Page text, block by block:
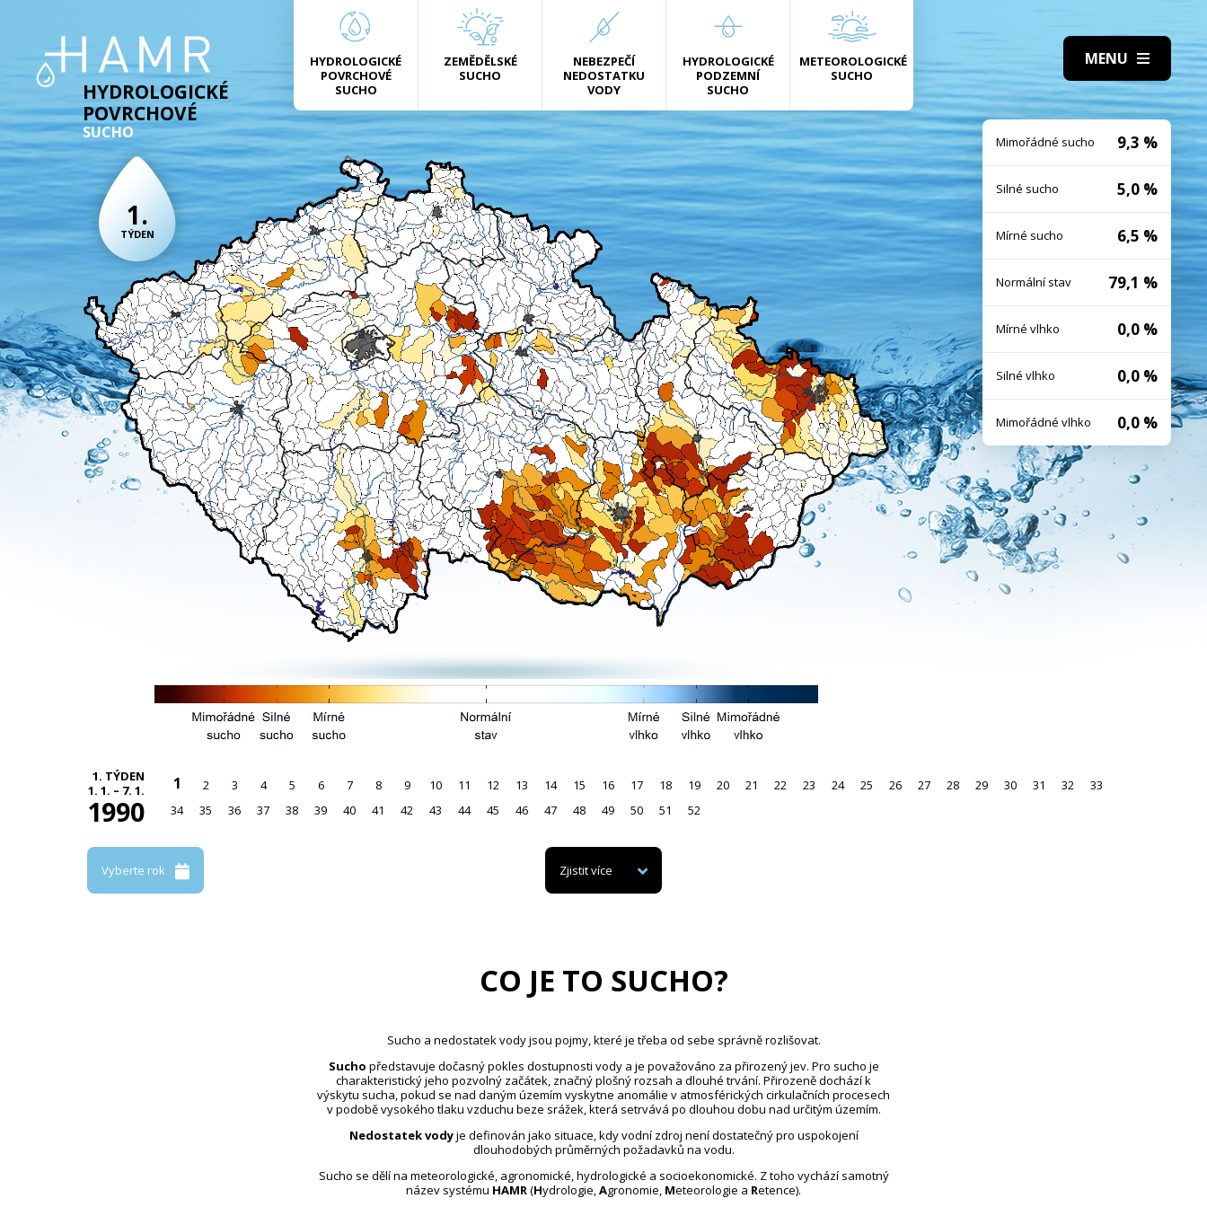
HYDROLOGICKÉ
POVRCHOVÉ
SUCHO
ZEMĚDĚLSKÉ
SUCHO
NEBEZPEČÍ
NEDOSTATKU
VODY
HYDROLOGICKÉ
PODZEMNÍ
SUCHO
METEOROLOGICKÉ
SUCHO
HYDROLOGICKÉ
POVRCHOVÉ
SUCHO
1.
TÝDEN
1. TÝDEN
1. 1. – 7. 1.
1990
1 2 3 4 5 6 7 8 9 10 11 12 13 14 15 16 17 18 19 20 21 22 23 24 25 26 27 28 29 30 31 32
33
34
35 36 37 38 39 40 41 42 43 44 45 46 47 48 49 50 51 52
Mimořádné sucho 9,3 %
Silné sucho 5,0 %
Mírné sucho 6,5 %
Normální stav 79,1 %
Mírné vlhko 0,0 %
Silné vlhko 0,0 %
Mimořádné vlhko 0,0 %
Vyberte rok Zjistit více
CO JE TO SUCHO?
Sucho a nedostatek vody jsou pojmy, které je třeba od sebe správně rozlišovat.
Sucho představuje dočasný pokles dostupnosti vody a je považováno za přirozený jev. Pro sucho je
charakteristický jeho pozvolný začátek, značný plošný rozsah a dlouhé trvání. Přirozeně dochází k
výskytu sucha, pokud se nad daným územím vyskytne anomálie v atmosférických cirkulačních procesech
v podobě vysokého tlaku vzduchu beze srážek, která setrvává po dlouhou dobu nad určitým územím.
Nedostatek vodyje definován jako situace, kdy vodní zdroj není dostatečný pro uspokojení
dlouhodobých průměrných požadavků na vodu.
Sucho se dělí na meteorologické, agronomické, hydrologické a socioekonomické. Z toho vychází samotný
název systému HAMR(Hydrologie,Agronomie, Meteorologie a Retence).